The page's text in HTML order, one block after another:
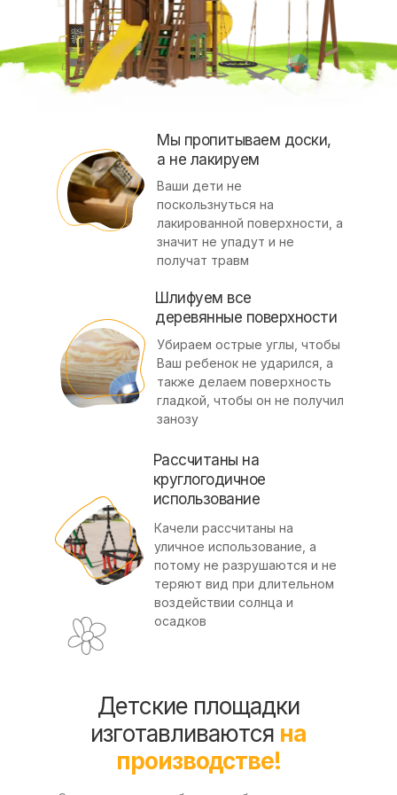
Ваши дети не
поскользнуться на
лакированной поверхности, а
значит не упадут и не
получат травм
Мы пропитываем доски,
а не лакируем
Шлифуем все
деревянные поверхности
Убираем острые углы, чтобы
Ваш ребенок не ударился, а
также делаем поверхность
гладкой, чтобы он не получил
занозу
Рассчитаны на
круглогодичное
использование
Качели рассчитаны на
уличное использование, а
потому не разрушаются и не
теряют вид при длительном
воздействии солнца и
осадков
Детские площадки
изготавливаются на
производстве!